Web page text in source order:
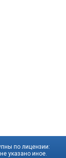
по лицензии:
указано иное.